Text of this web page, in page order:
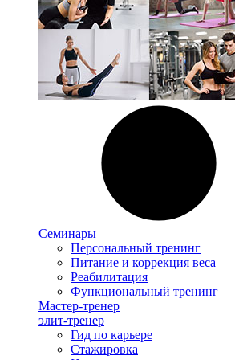
Семинары
Персональный тренинг
Питание и коррекция веса
Реабилитация
Функциональный тренинг
Мастер-тренер
элит-тренер
Гид по карьере
Стажировка